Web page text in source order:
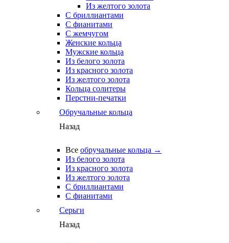
Из желтого золота
С бриллиантами
С фианитами
С жемчугом
Женские кольца
Мужские кольца
Из белого золота
Из красного золота
Из желтого золота
Кольца солитеры
Перстни-печатки
Обручальные кольца
Назад
Все обручальные кольца →
Из белого золота
Из красного золота
Из желтого золота
С бриллиантами
С фианитами
Серьги
Назад